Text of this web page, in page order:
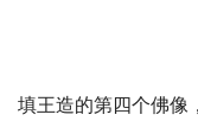
巡
填王造的第四个佛像